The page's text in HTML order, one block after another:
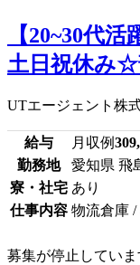
【20~30代
土日祝休み☆
UTエージェント株
給与 月収例
勤務地
愛知県 飛
寮・社宅 あり
仕事内容 物流倉庫 /
募集が停止していま